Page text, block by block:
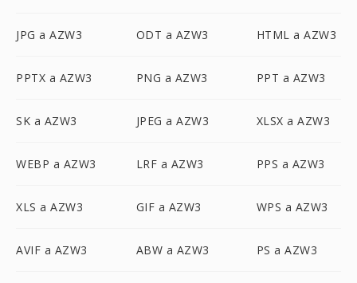
JPG a AZW3 ODT a AZW3 HTML a AZW3
PPTX a AZW3 PNG a AZW3 PPT a AZW3
SK a AZW3 JPEG a AZW3 XLSX a AZW3
WEBP a AZW3 LRF a AZW3 PPS a AZW3
XLS a AZW3 GIF a AZW3 WPS a AZW3
AVIF a AZW3 ABW a AZW3 PS a AZW3